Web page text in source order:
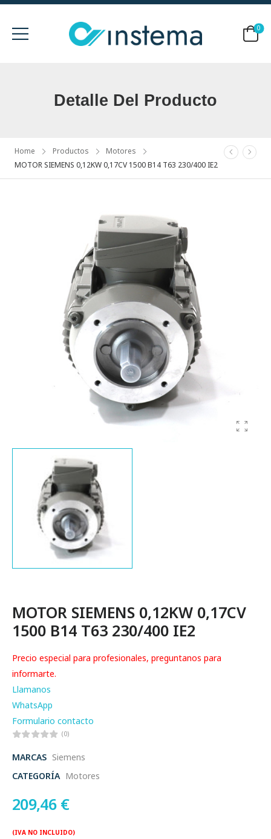
0
Detalle Del Producto
Home Productos
Motores
MOTOR SIEMENS 0,12KW 0,17CV 1500 B14 T63 230/400 IE2
MOTOR SIEMENS 0,12KW 0,17CV
1500 B14 T63 230/400 IE2
Precio especial para profesionales, preguntanos para
informarte.
Llamanos
WhatsApp
Formulario contacto
(0)
MARCAS Siemens
CATEGORÍA Motores
209,46 €
(IVA NO INCLUIDO)